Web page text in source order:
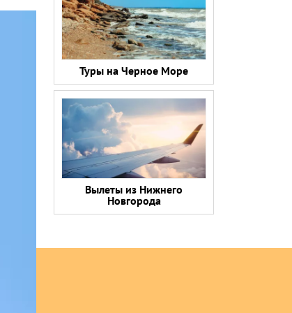
Туры на Черное Море
Вылеты из Нижнего
Новгорода